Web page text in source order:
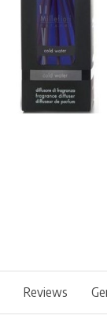
Reviews